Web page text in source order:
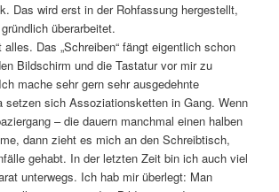
Das wird erst in der Rohfassung hergestellt,
überarbeitet.
Das „Schreiben“ fängt eigentlich schon
Bildschirm und die Tastatur vor mir zu
mache sehr gern sehr ausgedehnte
setzen sich Assoziationsketten in Gang. Wenn
– die dauern manchmal einen halben
dann zieht es mich an den Schreibtisch,
gehabt. In der letzten Zeit bin ich auch viel
unterwegs. Ich hab mir überlegt: Man